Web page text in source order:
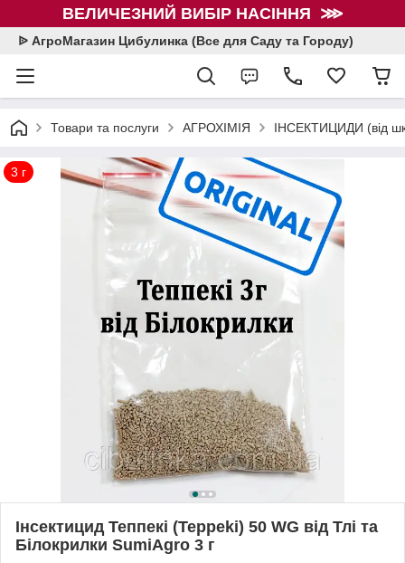
ВЕЛИЧЕЗНИЙ ВИБІР НАСІННЯ ⋙
ᐉ АгроМагазин Цибулинка (Все для Саду та Городу)
Товари та послуги АГРОХІМІЯ ІНСЕКТИЦИДИ (від
3 г
Інсектицид Теппекі (Teppeki) 50 WG від Тлі та
Білокрилки SumiAgro 3 г